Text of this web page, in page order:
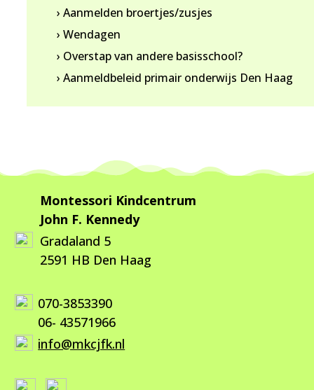
› Aanmelden broertjes/zusjes
› Wendagen
› Overstap van andere basisschool?
› Aanmeldbeleid primair onderwijs Den Haag
Montessori Kindcentrum
John F. Kennedy
Gradaland 5
2591 HB Den Haag
070-3853390
06- 43571966
info@mkcjfk.nl